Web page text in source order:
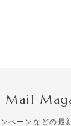
Mail
ペーンなどの最